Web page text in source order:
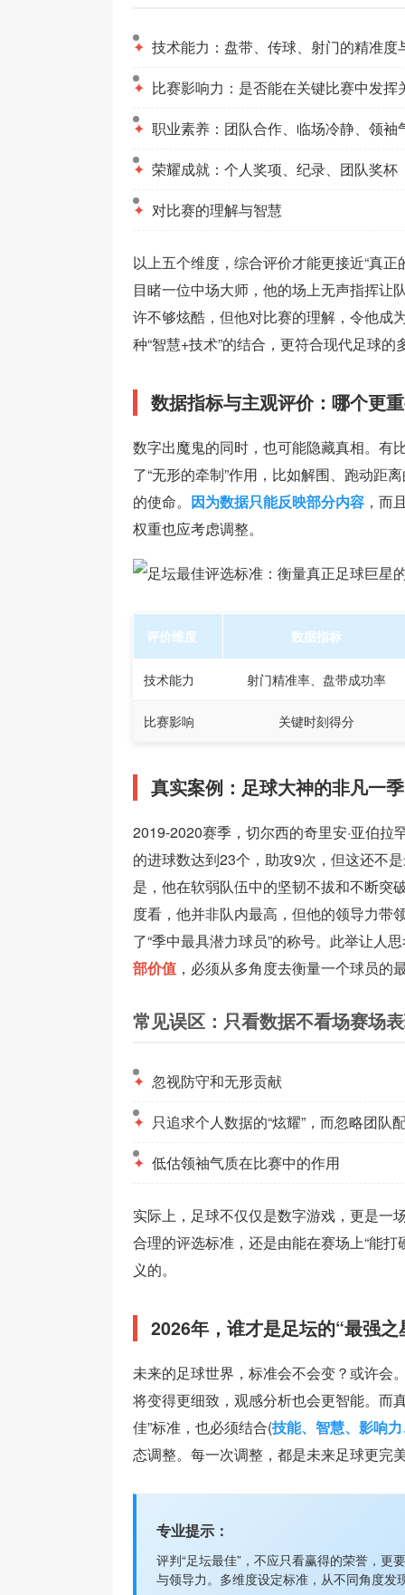
✦ 技术能力：盘带、传球、射门的精准度
✦ 比赛影响力：是否能在关键比赛中发挥
✦ 职业素养：团队合作、临场冷静、领袖
✦ 荣耀成就：个人奖项、纪录、团队奖杯
✦ 对比赛的理解与智慧
以上五个维度，综合评价才能更接近“真正
目睹一位中场大师，他的场上无声指挥让
许不够炫酷，但他对比赛的理解，令他成
种“智慧+技术”的结合，更符合现代足球的
数据指标与主观评价：哪个更
数字出魔鬼的同时，也可能隐藏真相。有
了“无形的牵制”作用，比如解围、跑动距
的使命。 因为数据只能反映部分内容 ，而
权重也应考虑调整。
评价维度 数据指标
技术能力 射门精准率、盘带成功率
比赛影响 关键时刻得分
真实案例：足球大神的非凡一季
2019-2020赛季，切尔西的奇里安·亚伯拉
的进球数达到23个，助攻9次，但这还不
是，他在软弱队伍中的坚韧不拔和不断突
度看，他并非队内最高，但他的领导力带
了“季中最具潜力球员”的称号。此举让人
部价值 ，必须从多角度去衡量一个球员的
常见误区：只看数据不看场赛场
✦ 忽视防守和无形贡献
✦ 只追求个人数据的“炫耀”，而忽略团队
✦ 低估领袖气质在比赛中的作用
实际上，足球不仅仅是数字游戏，更是一
合理的评选标准，还是由能在赛场上“能打
义的。
2026年，谁才是足坛的“最强之
未来的足球世界，标准会不会变？或许会
将变得更细致，观感分析也会更智能。而
佳”标准，也必须结合(技能、智慧、影响
态调整。每一次调整，都是未来足球更完
专业提示：
评判“足坛最佳”，不应只看赢得的荣誉，更
与领导力。多维度设定标准，从不同角度发